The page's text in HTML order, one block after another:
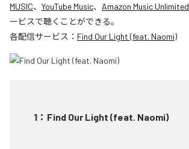
MUSIC、 YouTube Music、 Amazon Music Unlimited
ービスで聴くことができる。
各配信サービス： Find Our Light (feat. Naomi)
1 ： Find Our Light (feat. Naomi)